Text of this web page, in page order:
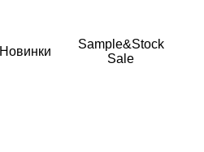
Новинки
Sample&Stock
Sale